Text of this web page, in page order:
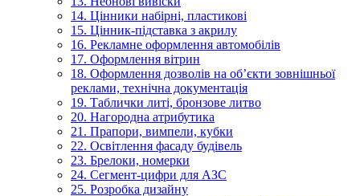
14. Цінники набірні, пластикові
15. Цінник-підставка з акрилу
16. Рекламне оформлення автомобілів
17. Оформлення вітрин
18. Оформлення дозволів на об’єкти зовнішньої
реклами, технічна документація
19. Таблички литі, бронзове литво
20. Нагородна атрибутика
21. Прапори, вимпели, кубки
22. Освітлення фасаду будівель
23. Брелоки, номерки
24. Сегмент-цифри для АЗС
25. Розробка дизайну